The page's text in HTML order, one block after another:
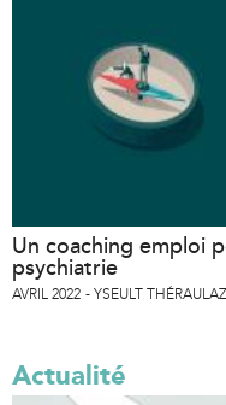
Un coaching emploi
psychiatrie
AVRIL 2022 YSEULT THÉRAULAZ
Actualité